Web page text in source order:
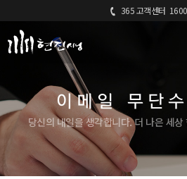
365 고객센터
이메일 무단
당신의 내일을 생각합니다. 더 나은 세